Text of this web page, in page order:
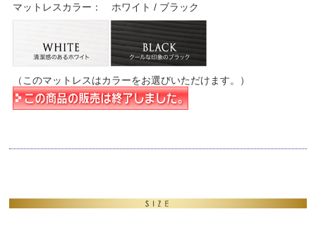
マットレスカラー： ホワイト / ブラック
（このマットレスはカラーをお選びいただけます。）